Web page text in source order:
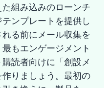
組み込みのローンチ
ンプレートを提供し
る前にメール収集を
もエンゲージメント
読者向けに「創設メ
りましょう。最初の